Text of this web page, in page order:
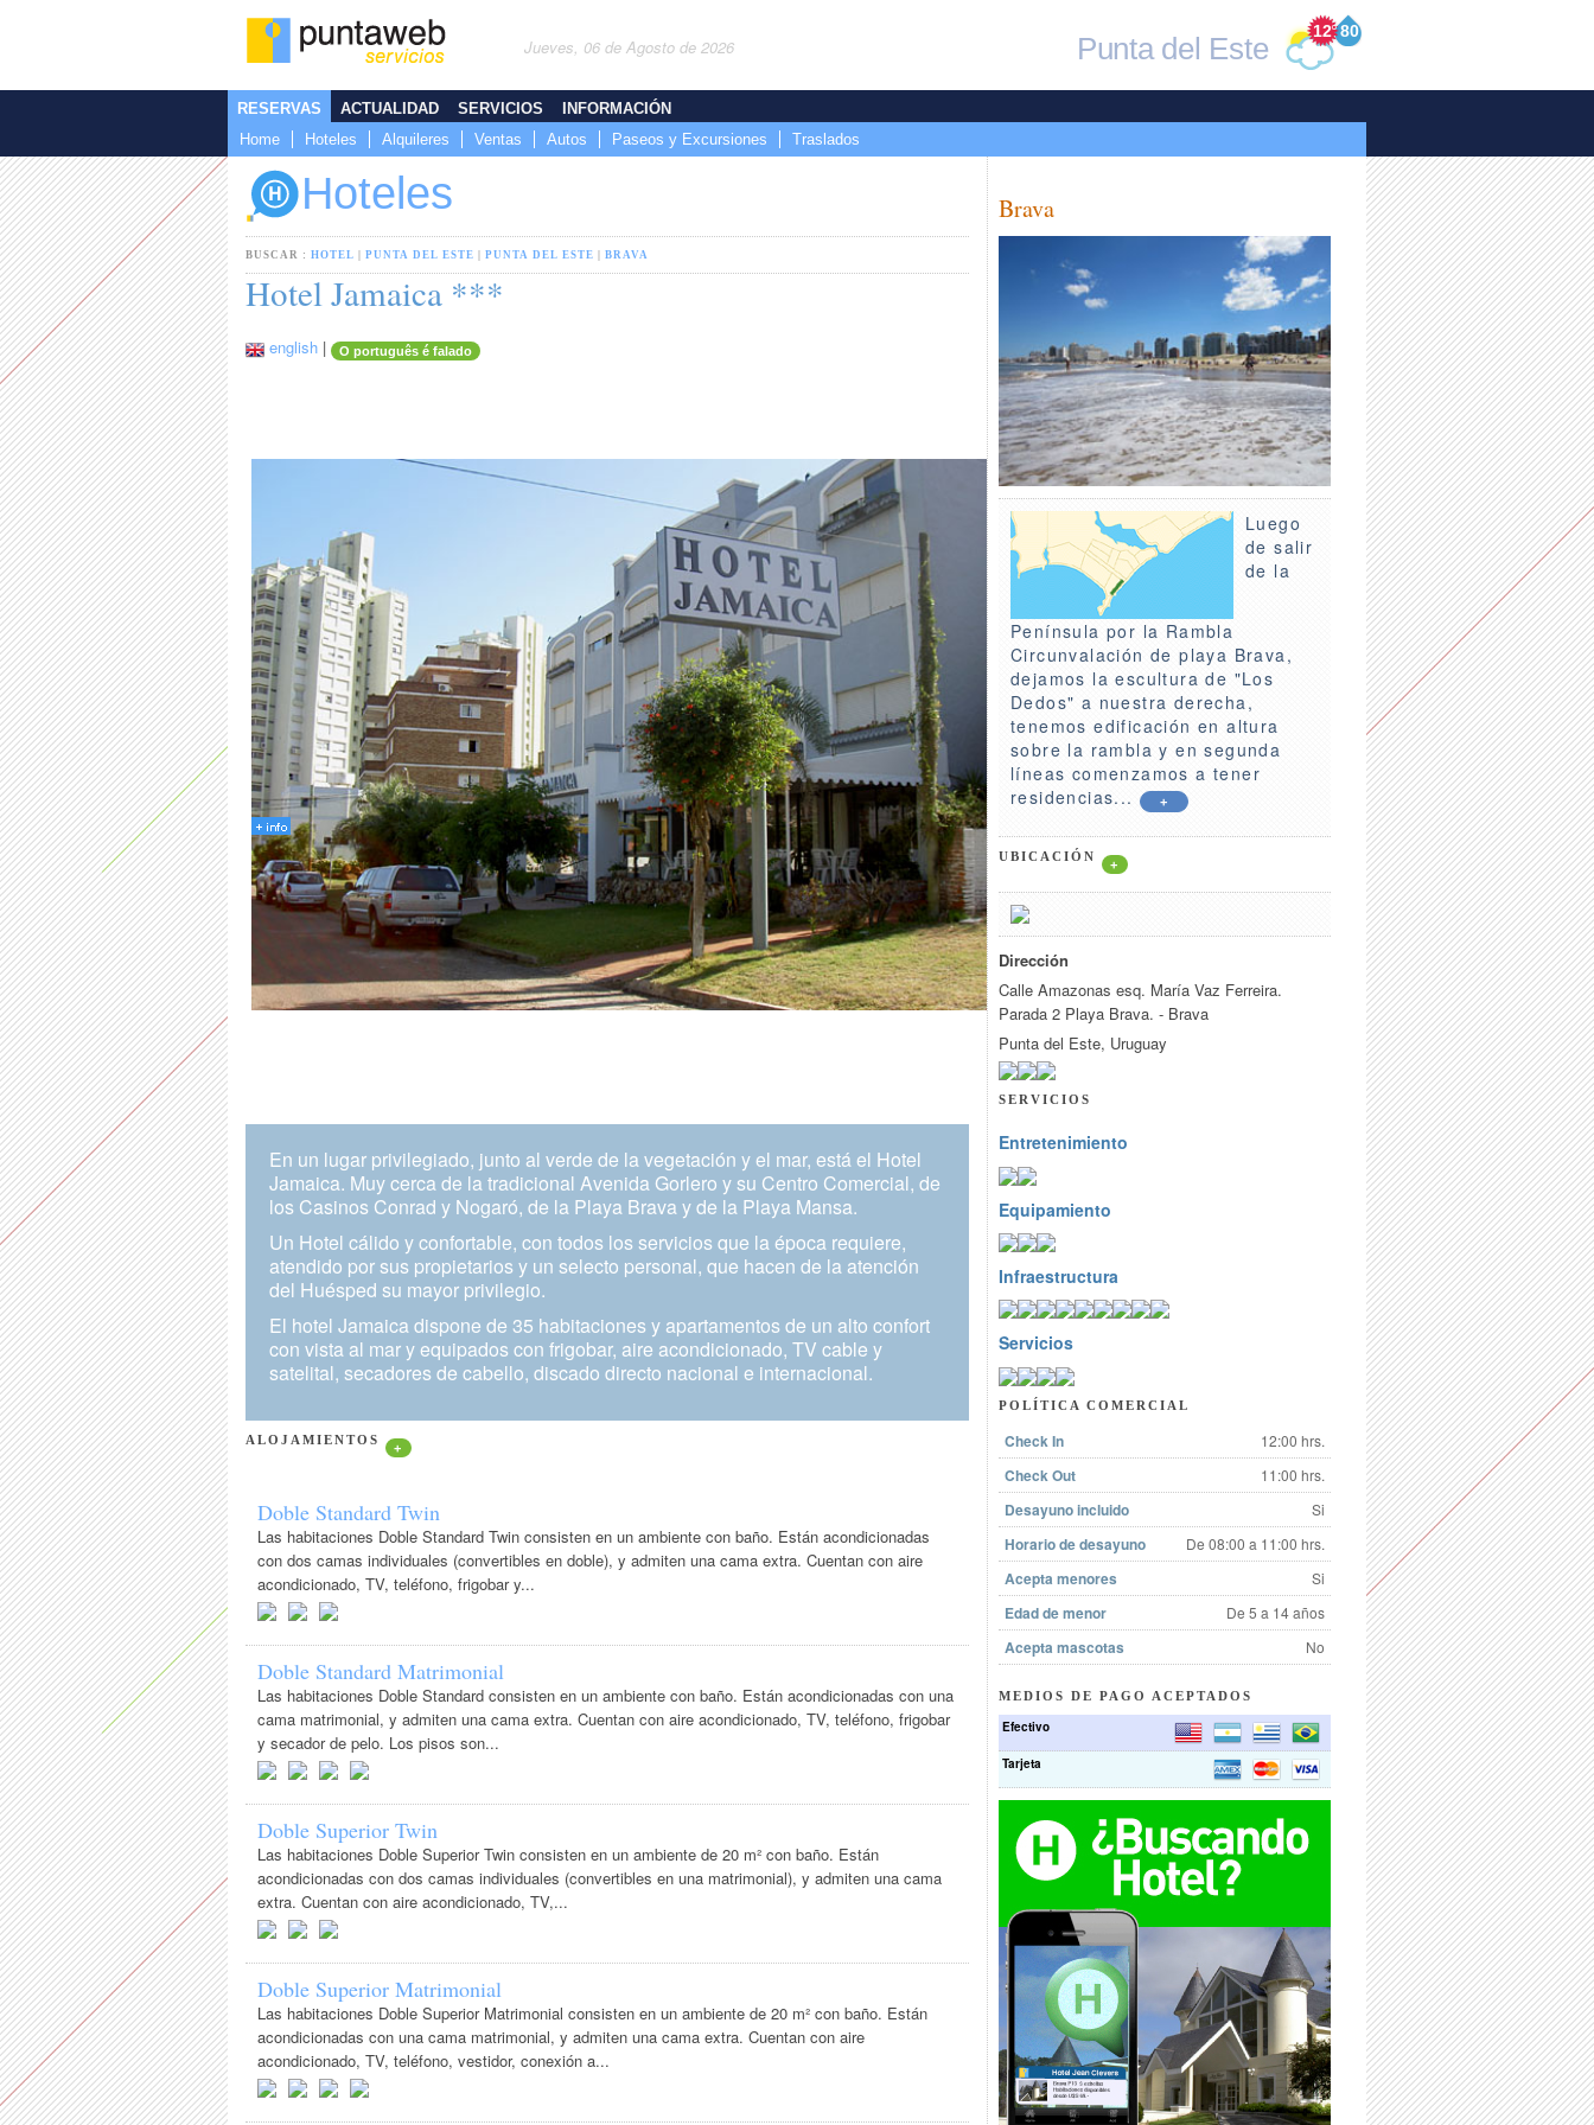
Jueves, 06 de Agosto de 2026
80
12°
Punta del Este
RESERVAS
Home
Hoteles Alquileres Ventas Autos Paseos y Excursiones Traslados
ACTUALIDAD SERVICIOS INFORMACIÓN
Hoteles
BUSCAR : HOTEL PUNTA DEL ESTE PUNTA DEL ESTE BRAVA
Hotel Jamaica ***
english | O português é falado
En un lugar privilegiado, junto al verde de la vegetación y el mar, está el Hotel
Jamaica. Muy cerca de la tradicional Avenida Gorlero y su Centro Comercial, de
los Casinos Conrad y Nogaró, de la Playa Brava y de la Playa Mansa.
Un Hotel cálido y confortable, con todos los servicios que la época requiere,
atendido por sus propietarios y un selecto personal, que hacen de la atención
del Huésped su mayor privilegio.
El hotel Jamaica dispone de 35 habitaciones y apartamentos de un alto confort
con vista al mar y equipados con frigobar, aire acondicionado, TV cable y
satelital, secadores de cabello, discado directo nacional e internacional.
ALOJAMIENTOS
+
Doble Standard Twin
Las habitaciones Doble Standard Twin consisten en un ambiente con baño. Están acondicionadas
con dos camas individuales (convertibles en doble), y admiten una cama extra. Cuentan con aire
acondicionado, TV, teléfono, frigobar y...
Doble Standard Matrimonial
Las habitaciones Doble Standard consisten en un ambiente con baño. Están acondicionadas con una
cama matrimonial, y admiten una cama extra. Cuentan con aire acondicionado, TV, teléfono, frigobar
y secador de pelo. Los pisos son...
Doble Superior Twin
Las habitaciones Doble Superior Twin consisten en un ambiente de 20 m² con baño. Están
acondicionadas con dos camas individuales (convertibles en una matrimonial), y admiten una cama
extra. Cuentan con aire acondicionado, TV,...
Doble Superior Matrimonial
Las habitaciones Doble Superior Matrimonial consisten en un ambiente de 20 m² con baño. Están
acondicionadas con una cama matrimonial, y admiten una cama extra. Cuentan con aire
acondicionado, TV, teléfono, vestidor, conexión a...
Brava
Luego
de salir
de la
Península por la Rambla
Circunvalación de playa Brava,
dejamos la escultura de "Los
Dedos" a nuestra derecha,
tenemos edificación en altura
sobre la rambla y en segunda
líneas comenzamos a tener
residencias...
+
UBICACIÓN
+
Dirección
Calle Amazonas esq. María Vaz Ferreira.
Parada 2 Playa Brava. - Brava
Punta del Este, Uruguay
SERVICIOS
Entretenimiento
Equipamiento
Infraestructura
Servicios
POLÍTICA COMERCIAL
Check In 12:00 hrs.
Check Out 11:00 hrs.
Desayuno incluido Si
Horario de desayuno De 08:00 a 11:00 hrs.
Acepta menores Si
Edad de menor De 5 a 14 años
Acepta mascotas No
MEDIOS DE PAGO ACEPTADOS
Efectivo
Tarjeta